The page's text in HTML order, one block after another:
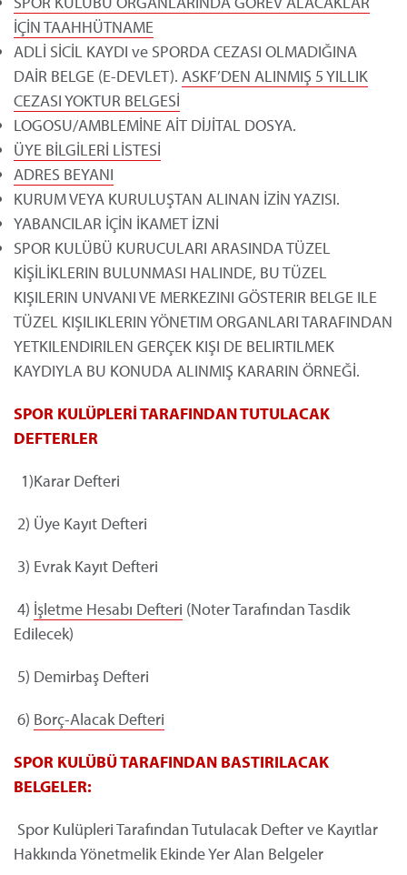
İÇİN TAAHHÜTNAME
ADLİ SİCİL KAYDI ve SPORDA CEZASI OLMADIĞINA
DAİR BELGE (E-DEVLET). ASKF’DEN ALINMIŞ 5 YILLIK
CEZASI YOKTUR BELGESİ
LOGOSU/AMBLEMİNE AİT DİJİTAL DOSYA.
ÜYE BİLGİLERİ LİSTESİ
ADRES BEYANI
KURUM VEYA KURULUŞTAN ALINAN İZİN YAZISI.
YABANCILAR İÇİN İKAMET İZNİ
SPOR KULÜBÜ KURUCULARI ARASINDA TÜZEL
KİŞİLİKLERIN BULUNMASI HALINDE, BU TÜZEL
KIŞILERIN UNVANI VE MERKEZINI GÖSTERIR BELGE ILE
TÜZEL KIŞILIKLERIN YÖNETIM ORGANLARI TARAFINDAN
YETKILENDIRILEN GERÇEK KIŞI DE BELIRTILMEK
KAYDIYLA BU KONUDA ALINMIŞ KARARIN ÖRNEĞİ.
SPOR KULÜPLERİ TARAFINDAN TUTULACAK
DEFTERLER
1)Karar Defteri
2) Üye Kayıt Defteri
3) Evrak Kayıt Defteri
4) İşletme Hesabı Defteri (Noter Tarafından Tasdik
Edilecek)
5) Demirbaş Defteri
6) Borç-Alacak Defteri
SPOR KULÜBÜ TARAFINDAN BASTIRILACAK
BELGELER:
Spor Kulüpleri Tarafından Tutulacak Defter ve Kayıtlar
Hakkında Yönetmelik Ekinde Yer Alan Belgeler